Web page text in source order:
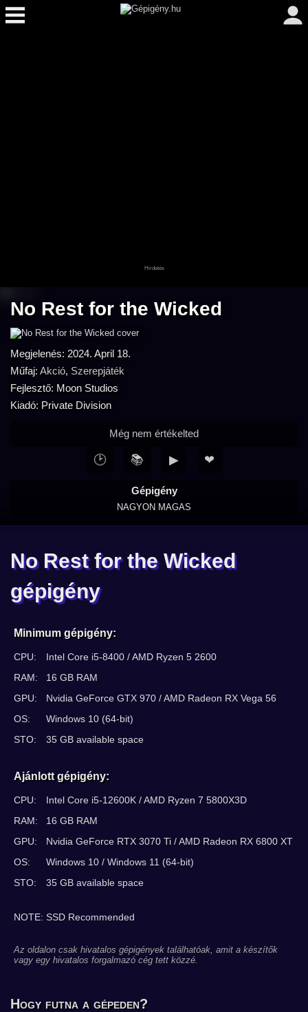
No Rest for the Wicked
Megjelenés: 2024. April 18.
Műfaj: Akció, Szerepjáték
Fejlesztő: Moon Studios
Kiadó: Private Division
Gépigény
NAGYON MAGAS
Még nem értékelted
🕑 📚 ▶ ❤
No Rest for the Wicked
gépigény
Minimum gépigény:
CPU:
Intel Core i5-8400 / AMD Ryzen 5 2600
RAM:
16 GB RAM
GPU:
Nvidia GeForce GTX 970 / AMD Radeon RX Vega 56
OS:
Windows 10 (64-bit)
STO:
35 GB available space
Ajánlott gépigény:
CPU:
Intel Core i5-12600K / AMD Ryzen 7 5800X3D
RAM:
16 GB RAM
GPU:
Nvidia GeForce RTX 3070 Ti / AMD Radeon RX 6800 XT
OS:
Windows 10 / Windows 11 (64-bit)
STO:
35 GB available space
NOTE: SSD Recommended
Az oldalon csak hivatalos gépigények találhatóak, amit a készítők
vagy egy hivatalos forgalmazó cég tett közzé.
Hogy futna a gépeden?